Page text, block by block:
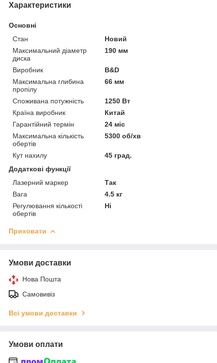
Характеристики
Основні
Стан
Новий
Максимальний діаметр
диска
190 мм
Виробник
B&D
Максимальна глибина
пропілу
66 мм
Споживана потужність
1250 Вт
Країна виробник
Китай
Гарантійний термін
24 міс
Максимальна кількість
обертів
5300 об/хв
Кут нахилу
45 град.
Додаткові функції
Лазерний маркер
Так
Вага
4.5 кг
Регулювання кількості
обертів
Ні
Приховати
Умови доставки
Нова Пошта
Самовивіз
Всі умови доставки
Умови оплати